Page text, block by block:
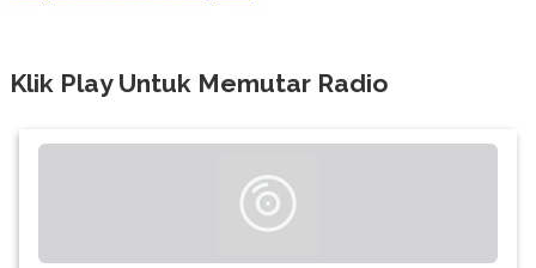
Klik Play Untuk Memutar Radio